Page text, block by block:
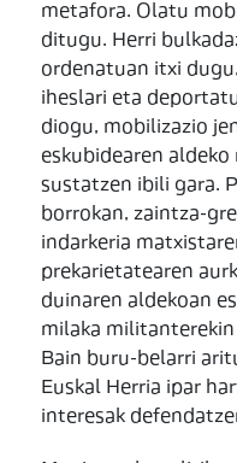
metafora. Olatu
ditugu. Herri
ordenatuan itxi
iheslari eta
diogu, mobilizazio
eskubidearen
sustatzen ibili gara.
borrokan, zaintza-
indarkeria
prekarietatearen
duinaren aldekoan
milaka militanterekin
Bain buru-belarri
Euskal Herria ipar
interesak